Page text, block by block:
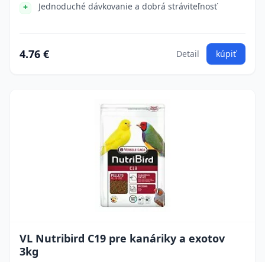
Jednoduché dávkovanie a dobrá stráviteľnosť
4.76 € Detail kúpiť
VL Nutribird C19 pre kanáriky a exotov
3kg